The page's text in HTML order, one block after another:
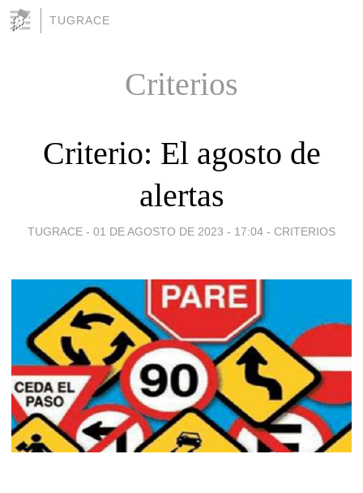
TUGRACE
Criterios
Criterio: El agosto de
alertas
TUGRACE - 01 DE AGOSTO DE 2023 - 17:04 - CRITERIOS